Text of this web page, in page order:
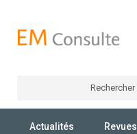
Rechercher
Actualités Revues